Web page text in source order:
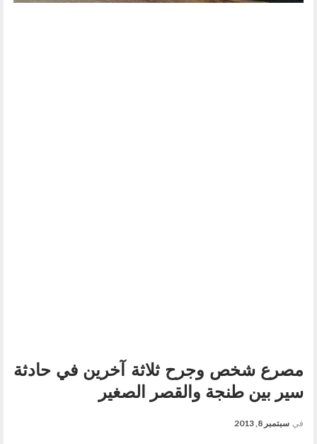
مصرع شخص وجرح ثلاثة آخرين في حادثة
سير بين طنجة والقصر الصغير
في سبتمبر 8, 2013